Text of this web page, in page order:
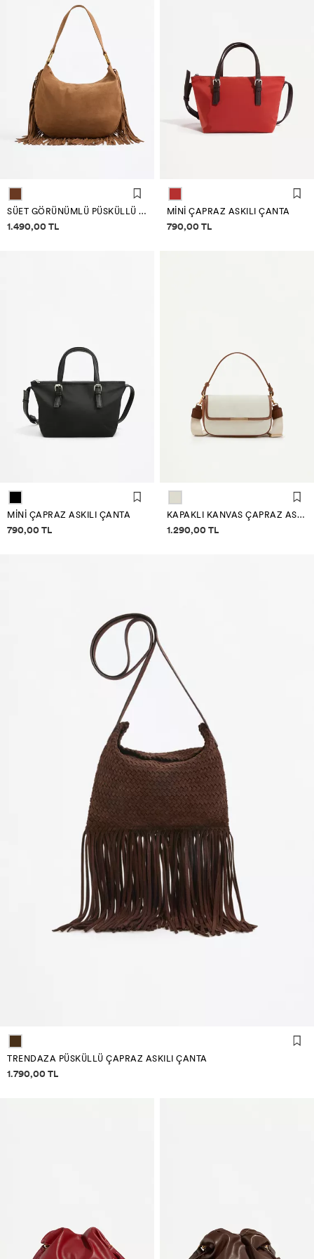
SÜET GÖRÜNÜMLÜ PÜSKÜLLÜ ÇAPRAZ ASKILI ÇANTA
Fiyat bilgisi
1.490,00 TL
MINI ÇAPRAZ ASKILI ÇANTA
Fiyat bilgisi
790,00 TL
MINI ÇAPRAZ ASKILI ÇANTA
Fiyat bilgisi
790,00 TL
KAPAKLI KANVAS ÇAPRAZ ASKILI ÇANTA
Fiyat bilgisi
1.290,00 TL
TRENDAZA PÜSKÜLLÜ ÇAPRAZ ASKILI ÇANTA
Fiyat bilgisi
1.790,00 TL